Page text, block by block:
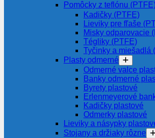
Pomôcky z teflónu
Kadičky (PTFE)
Lieviky pre fľaše
Misky odparovacie
Tégliky (PTFE)
Tyčinky a miešadlá
Plasty odmerné
Odmerné valce
Banky odmerné
Byrety plastové
Erlenmeyerové
Kadičky plastové
Odmerky plastové
Lieviky a násypky
Stojany a držiaky rôzne